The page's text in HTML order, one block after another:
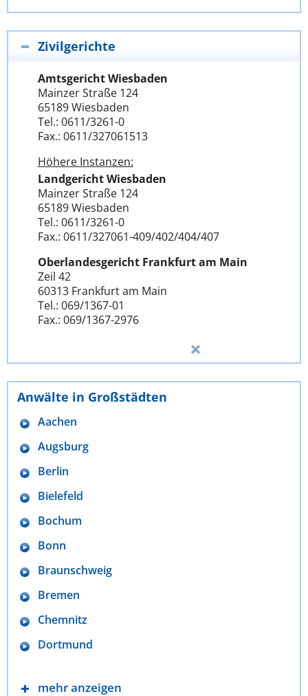
Zivilgerichte
Amtsgericht Wiesbaden
Mainzer Straße 124
65189 Wiesbaden
Tel.: 0611/3261-0
Fax.: 0611/327061513
Höhere Instanzen:
Landgericht Wiesbaden
Mainzer Straße 124
65189 Wiesbaden
Tel.: 0611/3261-0
Fax.: 0611/327061-409/402/404/407
Oberlandesgericht Frankfurt am Main
Zeil 42
60313 Frankfurt am Main
Tel.: 069/1367-01
Fax.: 069/1367-2976
Anwälte in Großstädten
Aachen
Augsburg
Berlin
Bielefeld
Bochum
Bonn
Braunschweig
Bremen
Chemnitz
Dortmund
mehr anzeigen